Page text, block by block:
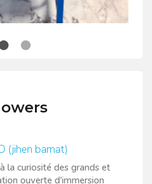
(jihen barnat)
la curiosité des grands et
ouverte d'immersion